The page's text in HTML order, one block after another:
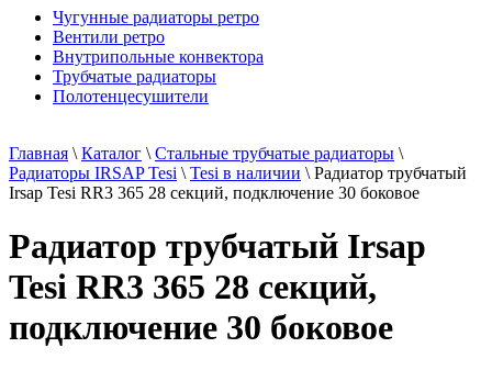
Чугунные радиаторы ретро
Вентили ретро
Внутрипольные конвектора
Трубчатые радиаторы
Полотенцесушители
Главная \ Каталог \ Стальные трубчатые радиаторы \
Радиаторы IRSAP Tesi \ Tesi в наличии \ Радиатор трубчатый
Irsap Tesi RR3 365 28 секций, подключение 30 боковое
Радиатор трубчатый Irsap
Tesi RR3 365 28 секций,
подключение 30 боковое